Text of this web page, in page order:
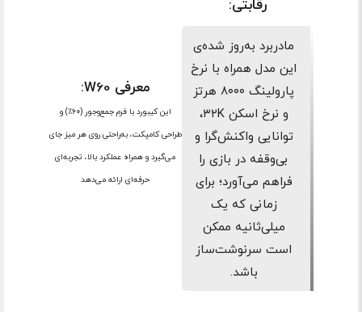
مادربرد به‌روز شده‌ی
این مدل همراه با نرخ
پارولینگ ۸۰۰۰ هرتز
و نرخ اسکن ۳۲K،
توانایی واکنش‌گرا و
بی‌وقفه در بازی را
فراهم می‌آورد؛ برای
زمانی که یک
میلی‌ثانیه ممکن
است سرنوشت‌ساز
باشد.
معرفی W60:
این کیبورد با فرم جمع‌وجور (۶۰٪) و
طراحی کامپکت، به‌راحتی روی هر میز جای
می‌گیرد و همراه عملکرد بالا، تجربه‌ای
حرفه‌ای ارائه می‌دهد